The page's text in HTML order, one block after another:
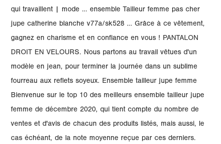
qui travaillent | mode … ensemble Tailleur femme pas cher
jupe catherine blanche v77a/sk528 … Grâce à ce vêtement,
gagnez en charisme et en confiance en vous ! PANTALON
DROIT EN VELOURS. Nous partons au travail vêtues d'un
modèle en jean, pour terminer la journée dans un sublime
fourreau aux reflets soyeux. Ensemble tailleur jupe femme
Bienvenue sur le top 10 des meilleurs ensemble tailleur jupe
femme de décembre 2020, qui tient compte du nombre de
ventes et d'avis de chacun des produits listés, mais aussi, le
cas échéant, de la note moyenne reçue par ces derniers.